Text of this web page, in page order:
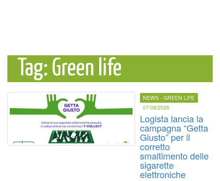
Tag: Green life
NEWS - GREEN LIFE
07/08/2026
Logista lancia la
campagna “Getta
Giusto” per il
corretto
smaltimento delle
sigarette
elettroniche